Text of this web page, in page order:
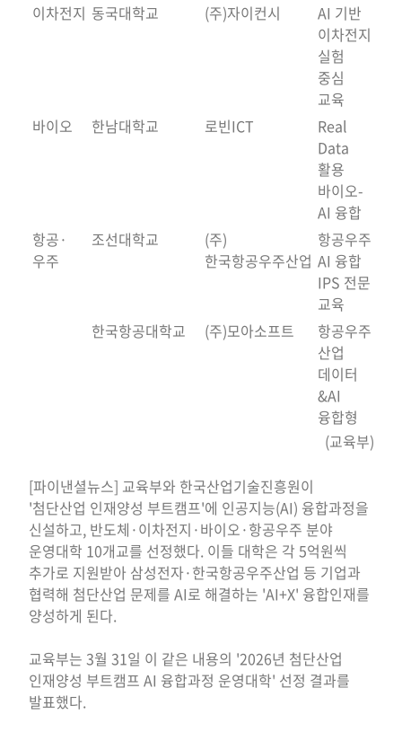
이차전지 동국대학교 (주)자이컨시
AI 기반
이차전지
실험
중심
교육
바이오
한남대학교 로빈ICT
Real
Data
활용
바이오-
AI 융합
항공·
우주
조선대학교
(주)
한국항공우주산업
항공우주
AI 융합
IPS 전문
교육
한국항공대학교
(주)모아소프트
항공우주
산업
데이터
&AI
융합형
(교육부)
[파이낸셜뉴스] 교육부와 한국산업기술진흥원이
'첨단산업 인재양성 부트캠프'에 인공지능(AI) 융합과정을
신설하고, 반도체·이차전지·바이오·항공우주 분야
운영대학 10개교를 선정했다. 이들 대학은 각 5억원씩
추가로 지원받아 삼성전자·한국항공우주산업 등 기업과
협력해 첨단산업 문제를 AI로 해결하는 'AI+X' 융합인재를
양성하게 된다.
교육부는 3월 31일 이 같은 내용의 '2026년 첨단산업
인재양성 부트캠프 AI 융합과정 운영대학' 선정 결과를
발표했다.